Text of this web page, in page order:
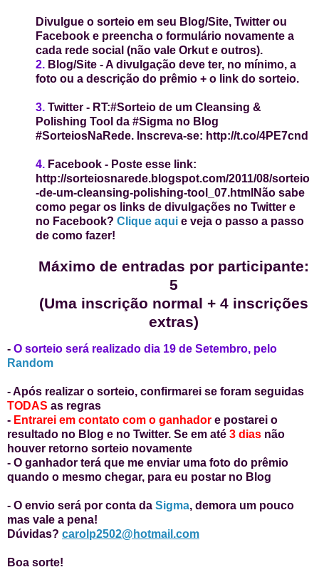
Divulgue o sorteio em seu Blog/Site, Twitter ou
Facebook e preencha o formulário novamente a
cada rede social (não vale Orkut e outros).
2. Blog/Site -A divulgação deve ter, no mínimo, a
foto ou a descrição do prêmio + o link do sorteio.
3. Twitter - RT:#Sorteio de um Cleansing &
Polishing Tool da #Sigma no Blog
#SorteiosNaRede. Inscreva-se: http://t.co/4PE7cnd
4. Facebook - Poste esse link:
http://sorteiosnarede.blogspot.com/2011/08/sorteio
-de-um-cleansing-polishing-tool_07.html Não sabe
como pegar os links de divulgações no Twitter e
no Facebook? Clique aqui e veja o passo a passo
de como fazer!
Máximo de entradas por participante:
5
(Uma inscrição normal + 4 inscrições
extras)
- O sorteio será realizado dia 19 de Setembro, pelo
Random
- Após realizar o sorteio, confirmarei se foram seguidas
TODAS as regras
- Entrarei em contato com o ganhador e postarei o
resultado no Blog e no Twitter. Se em até 3 dias não
houver retorno sorteio novamente
- O ganhador terá que me enviar uma foto do prêmio
quando o mesmo chegar, para eu postar no Blog
- O envio será por conta da Sigma, demora um pouco
mas vale a pena!
Dúvidas? carolp2502@hotmail.com
Boa sorte!